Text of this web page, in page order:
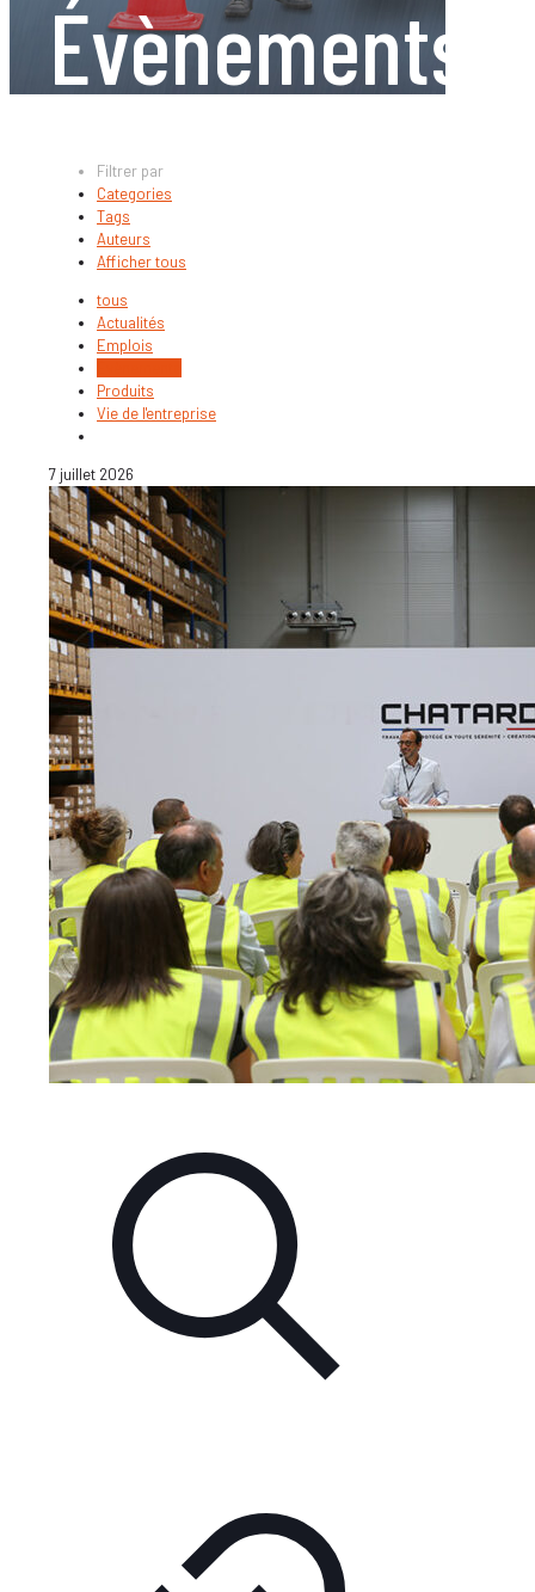
Évènements
Filtrer par
Categories
Tags
Auteurs
Afficher tous
tous
Actualités
Emplois
Produits
Vie de l'entreprise
7 juillet 2026